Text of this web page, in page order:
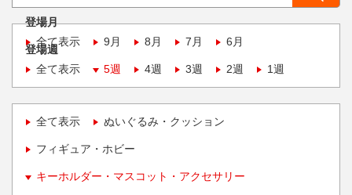
登場月
全て表示
9月 8月 7月 6月
登場週
全て表示
5週 4週 3週 2週 1週
全て表示 ぬいぐるみ・クッション
フィギュア・ホビー
キーホルダー・マスコット・アクセサリー